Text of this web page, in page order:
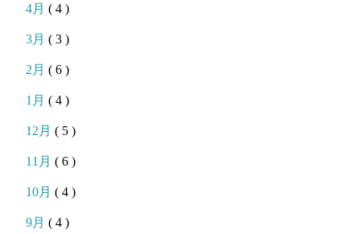
4月( 4 )
3月( 3 )
2月( 6 )
1月( 4 )
12月( 5 )
11月( 6 )
10月( 4 )
9月( 4 )